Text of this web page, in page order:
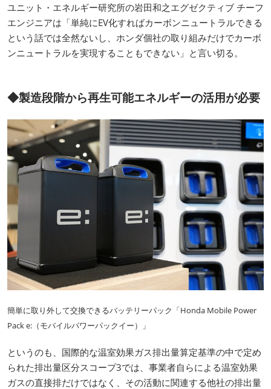
ユニット・エネルギー研究所の岩田和之エグゼクティブ チーフ
エンジニアは「単純にEV化すればカーボンニュートラルできる
という話では全然ないし、ホンダ個社の取り組みだけでカーボ
ンニュートラルを実現することもできない」と言い切る。
◆製造段階から再生可能エネルギーの活用が必要
簡単に取り外して交換できるバッテリーパック「Honda Mobile Power
Pack e:（モバイルパワーパックイー）」
というのも、国際的な温室効果ガス排出量算定基準の中で定め
られた排出量区分スコープ3では、事業者自らによる温室効果
ガスの直接排だけではなく、その活動に関連する他社の排出量